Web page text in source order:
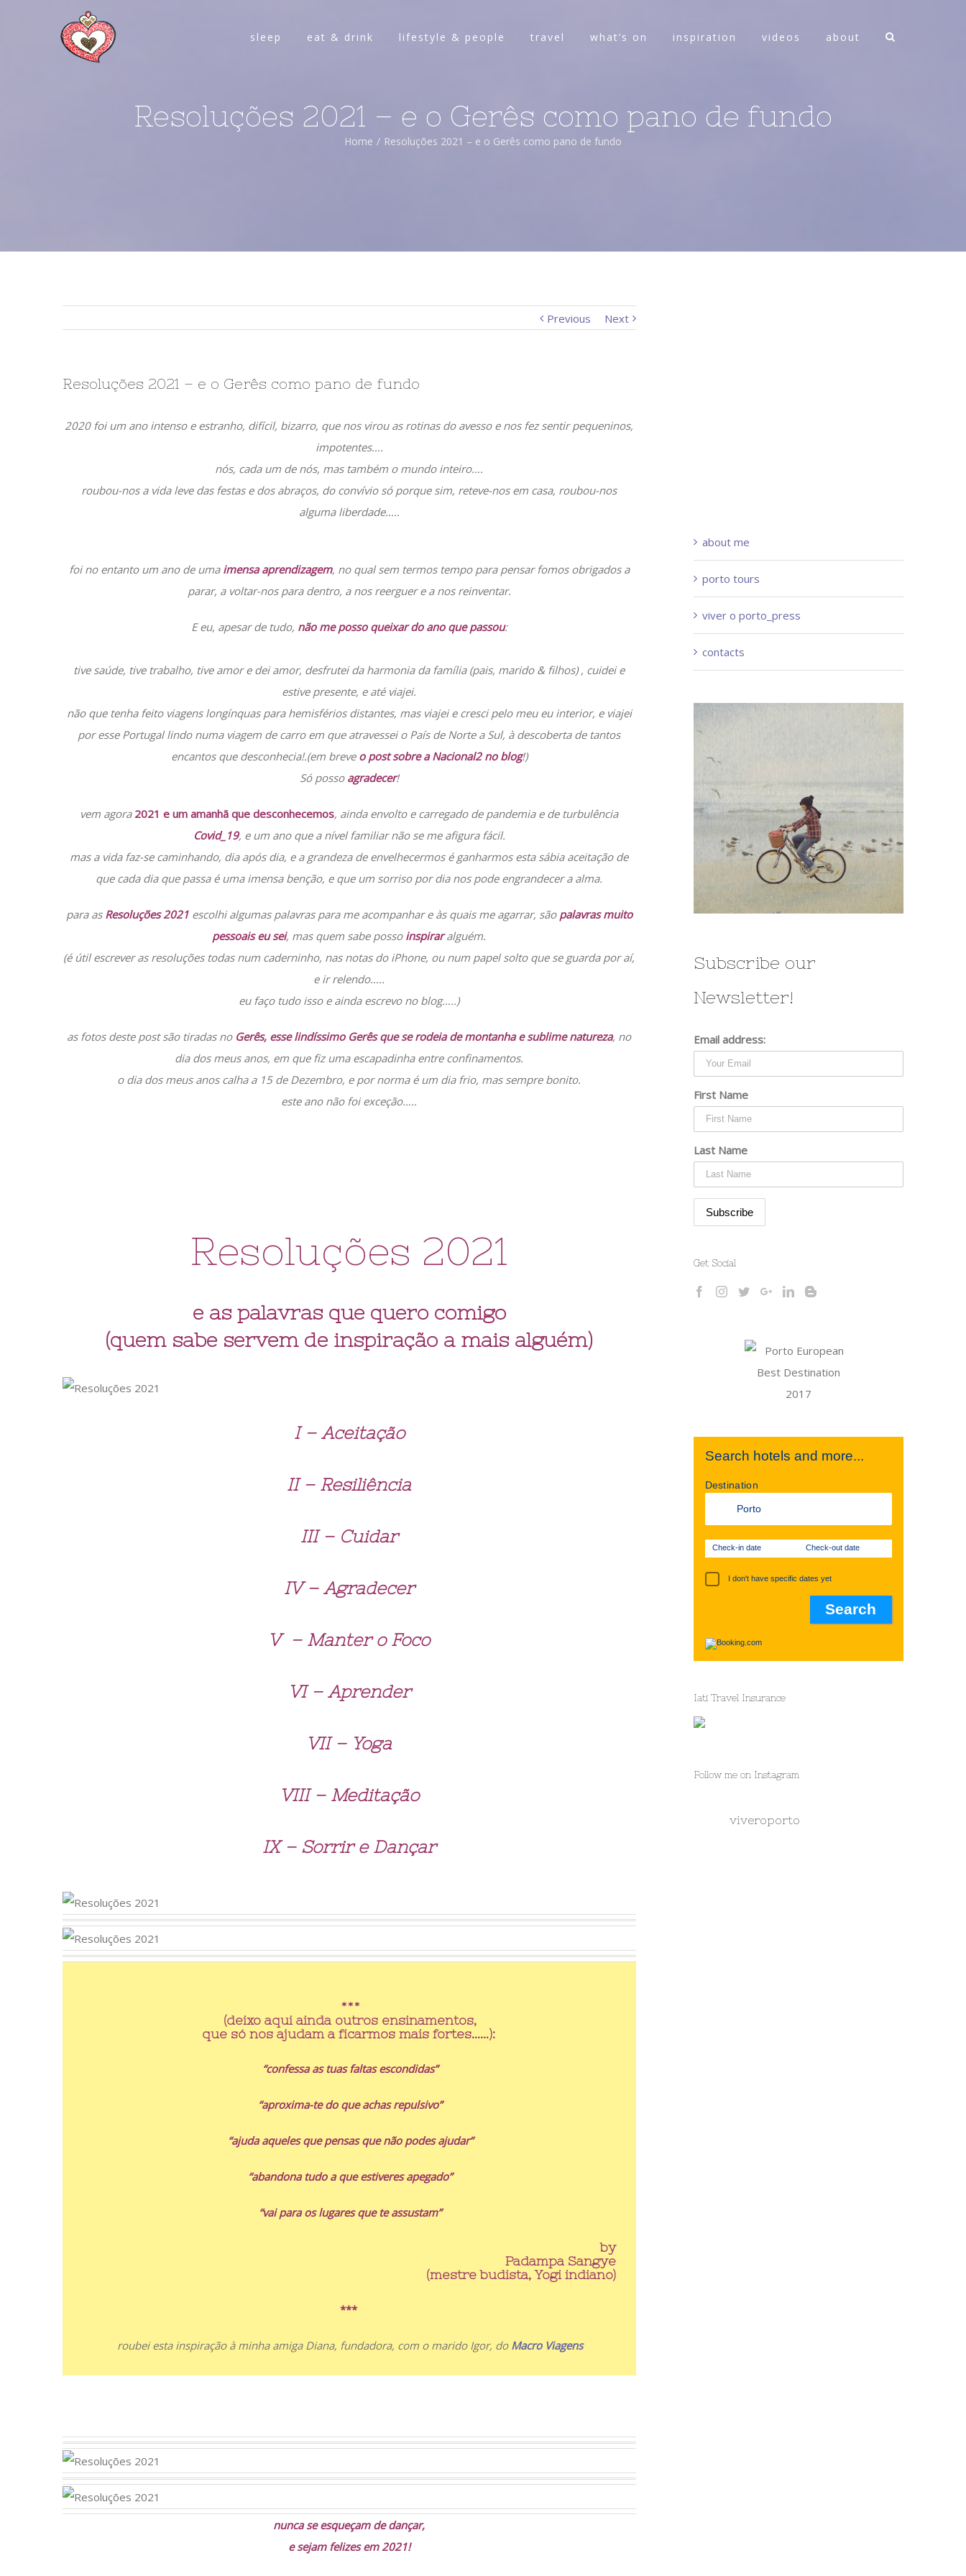
sleep eat & drink lifestyle & people travel what’s on inspiration videos about
Resoluções 2021 – e o Gerês como pano de fundo
Home / Resoluções 2021 – e o Gerês como pano de fundo
Previous Next
Resoluções 2021 – e o Gerês como pano de fundo
2020 foi um ano intenso e estranho, difícil, bizarro, que nos virou as rotinas do avesso e nos fez sentir pequeninos,
impotentes….
nós, cada um de nós, mas também o mundo inteiro….
roubou-nos a vida leve das festas e dos abraços, do convívio só porque sim, reteve-nos em casa, roubou-nos
alguma liberdade…..
foi no entanto um ano de uma imensa aprendizagem, no qual sem termos tempo para pensar fomos obrigados a
parar, a voltar-nos para dentro, a nos reerguer e a nos reinventar.
E eu, apesar de tudo, não me posso queixar do ano que passou:
tive saúde, tive trabalho, tive amor e dei amor, desfrutei da harmonia da família (pais, marido & filhos) , cuidei e
estive presente, e até viajei.
não que tenha feito viagens longínquas para hemisférios distantes, mas viajei e cresci pelo meu eu interior, e viajei
por esse Portugal lindo numa viagem de carro em que atravessei o País de Norte a Sul, à descoberta de tantos
encantos que desconhecia!.(em breveo post sobre a Nacional2 no blog!)
Só possoagradecer!
vem agora2021 e um amanhã que desconhecemos, ainda envolto e carregado de pandemia e de turbulência
Covid_19, e um ano que a nível familiar não se me afigura fácil.
mas a vida faz-se caminhando, dia após dia, e a grandeza de envelhecermos é ganharmos esta sábia aceitação de
que cada dia que passa é uma imensa benção, e que um sorriso por dia nos pode engrandecer a alma.
para as Resoluções 2021escolhi algumas palavras para me acompanhar e às quais me agarrar, são palavras muito
pessoais eu sei, mas quem sabe posso inspirar alguém.
(é útil escrever as resoluções todas num caderninho, nas notas do iPhone, ou num papel solto que se guarda por aí,
e ir relendo…..
eu faço tudo isso e ainda escrevo no blog…..)
as fotos deste post são tiradas noGerês, esse lindíssimo Gerês que se rodeia de montanha e sublime natureza, no
dia dos meus anos, em que fiz uma escapadinha entre confinamentos.
o dia dos meus anos calha a 15 de Dezembro, e por norma é um dia frio, mas sempre bonito.
este ano não foi exceção…..
Resoluções 2021
e as palavras que quero comigo
(quem sabe servem de inspiração a mais alguém)
I – Aceitação
II – Resiliência
III – Cuidar
IV – Agradecer
V – Manter o Foco
VI – Aprender
VII – Yoga
VIII – Meditação
IX – Sorrir e Dançar
***
(deixo aqui ainda outros ensinamentos,
que só nos ajudam a ficarmos mais fortes……):
“confessa as tuas faltas escondidas”
“aproxima-te do que achas repulsivo”
“ajuda aqueles que pensas que não podes ajudar”
“abandona tudo a que estiveres apegado”
“vai para os lugares que te assustam”
by
Padampa Sangye
(mestre budista, Yogi indiano)
***
roubei esta inspiração à minha amiga Diana, fundadora, com o marido Igor, do Macro Viagens
nunca se esqueçam de dançar,
e sejam felizes em 2021!
about me
porto tours
viver o porto_press
contacts
Subscribe our
Newsletter!
Email address:
First Name
Last Name
Get Social
Search hotels and more...
Destination
Check-in date Check-out date
I don't have specific dates yet
Iati Travel Insurance
Follow me on Instagram
viveroporto